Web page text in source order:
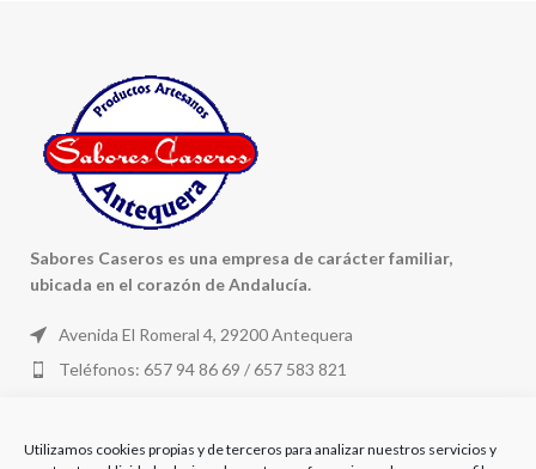
Utilizamos cookies propias y de terceros para analizar nuestros servicios y
Sabores Caseros es una empresa de carácter familiar,
ubicada en el corazón de Andalucía.
Avenida El Romeral 4, 29200 Antequera
Teléfonos: 657 94 86 69 / 657 583 821